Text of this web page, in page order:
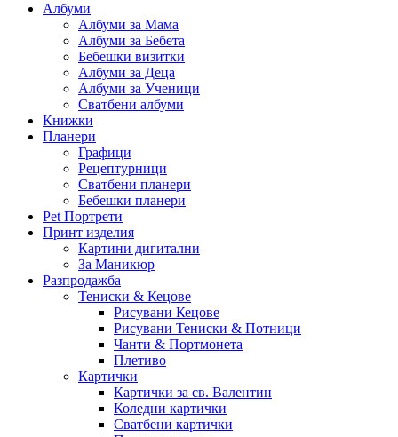
Албуми
Албуми за Мама
Албуми за Бебета
Бебешки визитки
Албуми за Деца
Албуми за Ученици
Сватбени албуми
Книжки
Планери
Графици
Рецептурници
Сватбени планери
Бебешки планери
Pet Портрети
Принт изделия
Картини дигитални
За Маникюр
Разпродажба
Тениски & Кецове
Рисувани Кецове
Рисувани Тениски & Потници
Чанти & Портмонета
Плетиво
Картички
Картички за св. Валентин
Коледни картички
Сватбени картички